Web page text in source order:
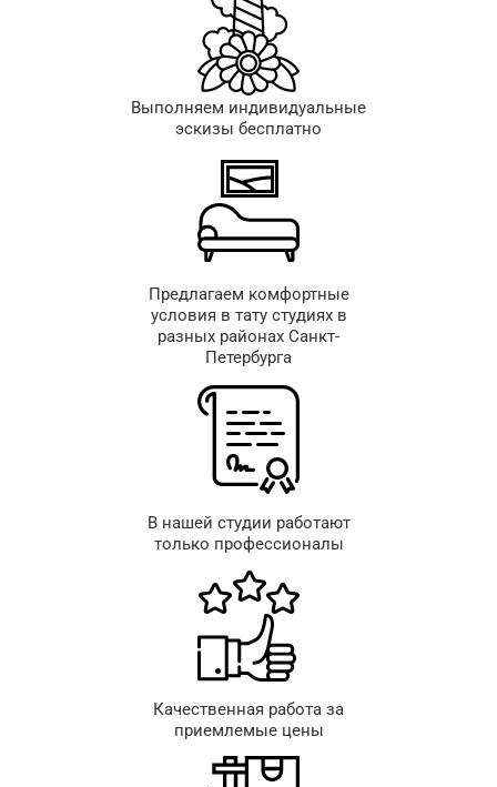
Выполняем индивидуальные
эскизы бесплатно
Предлагаем комфортные
условия в тату студиях в
разных районах Санкт-
Петербурга
В нашей студии работают
только профессионалы
Качественная работа за
приемлемые цены